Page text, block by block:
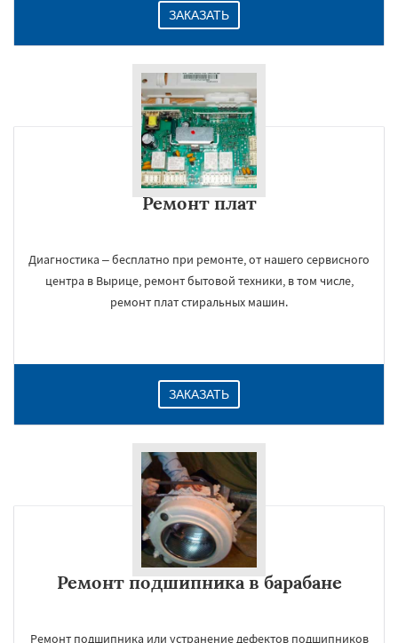
ЗАКАЗАТЬ
Ремонт плат
Диагностика – бесплатно при ремонте, от нашего сервисного
центра в Вырице, ремонт бытовой техники, в том числе,
ремонт плат стиральных машин.
ЗАКАЗАТЬ
Ремонт подшипника в барабане
Ремонт подшипника или устранение дефектов подшипников